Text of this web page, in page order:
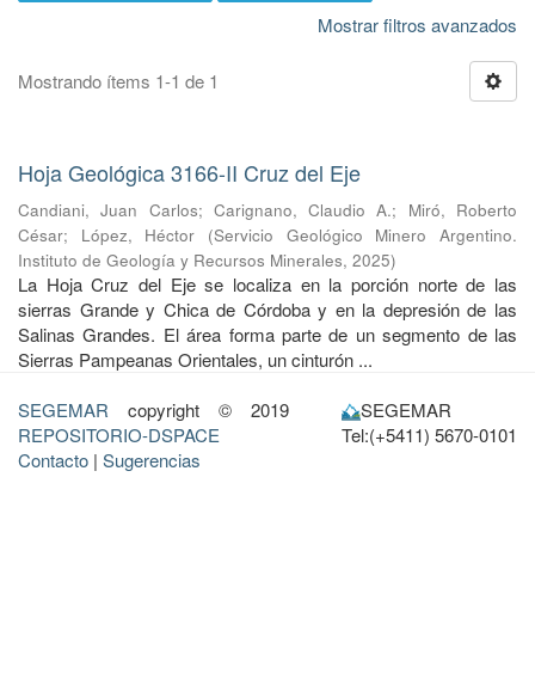
Mostrar filtros avanzados
Mostrando ítems 1-1 de 1
Hoja Geológica 3166-II Cruz del Eje
Candiani, Juan Carlos; Carignano, Claudio A.; Miró, Roberto
César; López, Héctor (Servicio Geológico Minero Argentino.
Instituto de Geología y Recursos Minerales, 2025)
La Hoja Cruz del Eje se localiza en la porción norte de las
sierras Grande y Chica de Córdoba y en la depresión de las
Salinas Grandes. El área forma parte de un segmento de las
Sierras Pampeanas Orientales, un cinturón ...
SEGEMAR copyright © 2019
REPOSITORIO-DSPACE
Contacto | Sugerencias
SEGEMAR
Tel:(+5411) 5670-0101